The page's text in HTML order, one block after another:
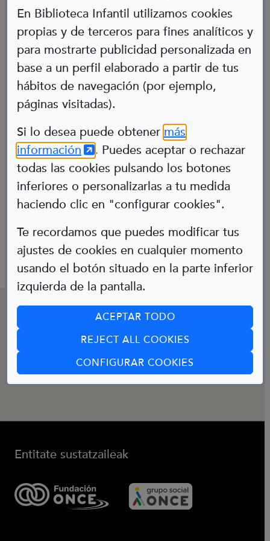
En Biblioteca Infantil utilizamos cookies
propias y de terceros para fines analíticos y
para mostrarte publicidad personalizada en
base a un perfil elaborado a partir de tus
hábitos de navegación (por ejemplo,
páginas visitadas).
Si lo desea puede obtener más
información (Abre en nueva ventana)
. Puedes aceptar o rechazar
todas las cookies pulsando los botones
inferiores o personalizarlas a tu medida
haciendo clic en "configurar cookies".
Te recordamos que puedes modificar tus
ajustes de cookies en cualquier momento
usando el botón situado en la parte inferior
izquierda de la pantalla.
ACEPTAR TODO
REJECT ALL COOKIES
CONFIGURAR COOKIES
Aneta
Poeta
Totelka
KONTAKTUA
Posta elektronikoa:
bibliotecainfantil@fundaciononce.es
Entitate sustatzaileak
Abre en nueva ventana